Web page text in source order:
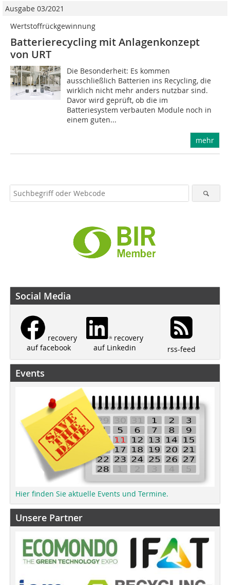
Ausgabe 03/2021
Wertstoffrückgewinnung
Batterierecycling mit Anlagenkonzept
von URT
Die Besonderheit: Es kommen
ausschließlich Batterien ins Recycling, die
wirklich nicht mehr anders nutzbar sind.
Davor wird geprüft, ob die im
Batteriesystem verbauten Module noch in
einem guten...
mehr
Social Media
recovery
auf facebook
recovery
auf Linkedin
rss-feed
Events
Hier finden Sie aktuelle Events und Termine.
Unsere Partner